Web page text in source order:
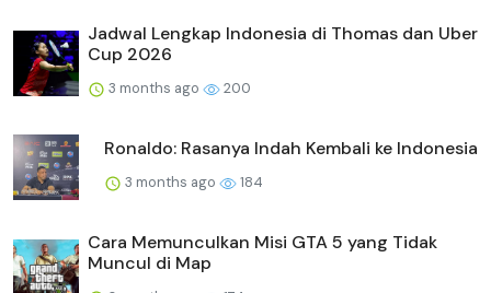
Jadwal Lengkap Indonesia di Thomas dan Uber
Cup 2026
3 months ago 200
Ronaldo: Rasanya Indah Kembali ke Indonesia
3 months ago 184
Cara Memunculkan Misi GTA 5 yang Tidak
Muncul di Map